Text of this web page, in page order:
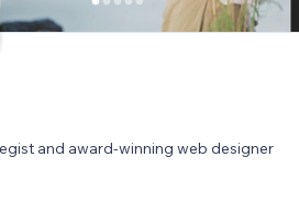
and award-winning web designer